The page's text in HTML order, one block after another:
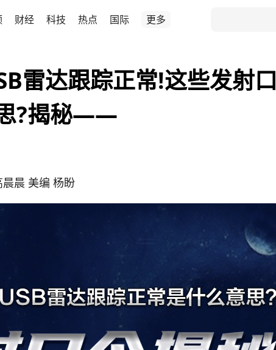
财经 科技 热点 国际 更多
雷达跟踪正常!这些发射口
?揭秘——
晨 美编 杨盼